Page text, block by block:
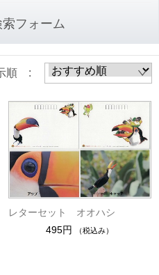
フォーム
順 :
レターセット オオハシ
495円
（税込み）